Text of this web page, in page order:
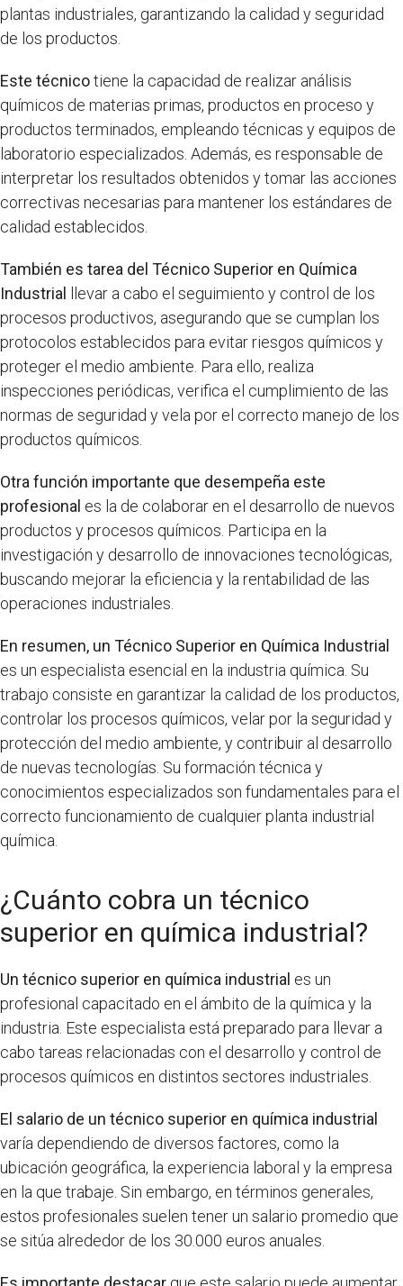
plantas industriales, garantizando la calidad y seguridad
de los productos.
Este técnicotiene la capacidad de realizar análisis
químicos de materias primas, productos en proceso y
productos terminados, empleando técnicas y equipos de
laboratorio especializados. Además, es responsable de
interpretar los resultados obtenidos y tomar las acciones
correctivas necesarias para mantener los estándares de
calidad establecidos.
También es tarea del Técnico Superior en Química
Industrial
llevar a cabo el seguimiento y control de los
procesos productivos, asegurando que se cumplan los
protocolos establecidos para evitar riesgos químicos y
proteger el medio ambiente. Para ello, realiza
inspecciones periódicas, verifica el cumplimiento de las
normas de seguridad y vela por el correcto manejo de los
productos químicos.
Otra función importante que desempeña este
profesional es la de colaborar en el desarrollo de nuevos
productos y procesos químicos. Participa en la
investigación y desarrollo de innovaciones tecnológicas,
buscando mejorar la eficiencia y la rentabilidad de las
operaciones industriales.
En resumen, un Técnico Superior en Química Industrial
es un especialista esencial en la industria química. Su
trabajo consiste en garantizar la calidad de los productos,
controlar los procesos químicos, velar por la seguridad y
protección del medio ambiente, y contribuir al desarrollo
de nuevas tecnologías. Su formación técnica y
conocimientos especializados son fundamentales para el
correcto funcionamiento de cualquier planta industrial
química.
¿Cuánto cobra un técnico
superior en química industrial?
Un técnico superior en química industrial es un
profesional capacitado en el ámbito de la química y la
industria. Este especialista está preparado para llevar a
cabo tareas relacionadas con el desarrollo y control de
procesos químicos en distintos sectores industriales.
El salario de un técnico superior en química industrial
varía dependiendo de diversos factores, como la
ubicación geográfica, la experiencia laboral y la empresa
en la que trabaje. Sin embargo, en términos generales,
estos profesionales suelen tener un salario promedio que
se sitúa alrededor de los 30.000 euros anuales.